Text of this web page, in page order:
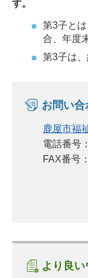
す。
第3子と
合、年度
第3子は
お問い合
鹿屋市福
電話番号
FAX番号
より良